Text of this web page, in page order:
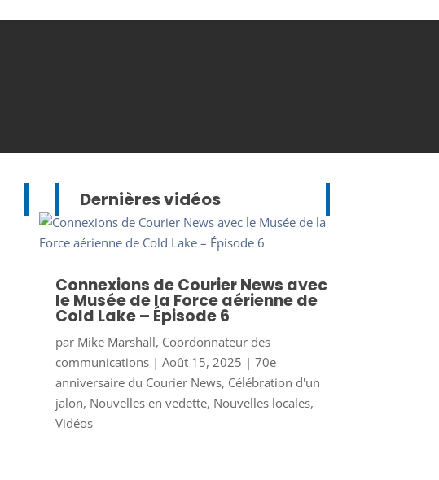
Dernières vidéos
Connexions de Courier News avec
le Musée de la Force aérienne de
Cold Lake – Épisode 6
par Mike Marshall, Coordonnateur des
communications| Août 15, 2025 | 70e
anniversaire du Courier News, Célébration d'un
jalon, Nouvelles en vedette, Nouvelles locales,
Vidéos